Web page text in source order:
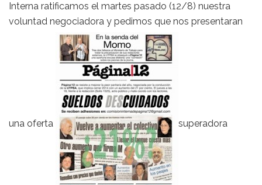
Interna ratificamos el martes pasado (12/8) nuestra
voluntad negociadora y pedimos que nos presentaran
una oferta superadora